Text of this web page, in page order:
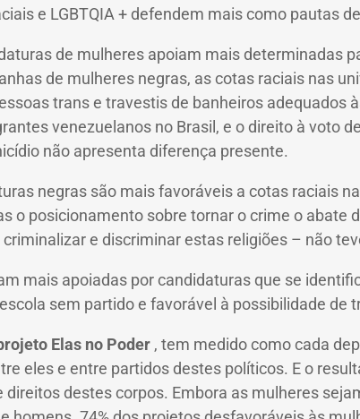
e LGBTQIA + defendem mais como pautas
de mulheres apoiam mais determinadas
de mulheres negras, as cotas raciais nas
trans e travestis de banheiros
venezuelanos no Brasil, e o direito à voto
não apresenta diferença presente.
negras são mais favoráveis ​​a cotas raciais
o posicionamento sobre tornar o crime o abate
e discriminar estas religiões – não
mais apoiadas por candidaturas que se
sem partido e favorável à possibilidade
Elas no Poder , tem medido como cada
eles e entre partidos destes políticos. E o
destes corpos. Embora as mulheres